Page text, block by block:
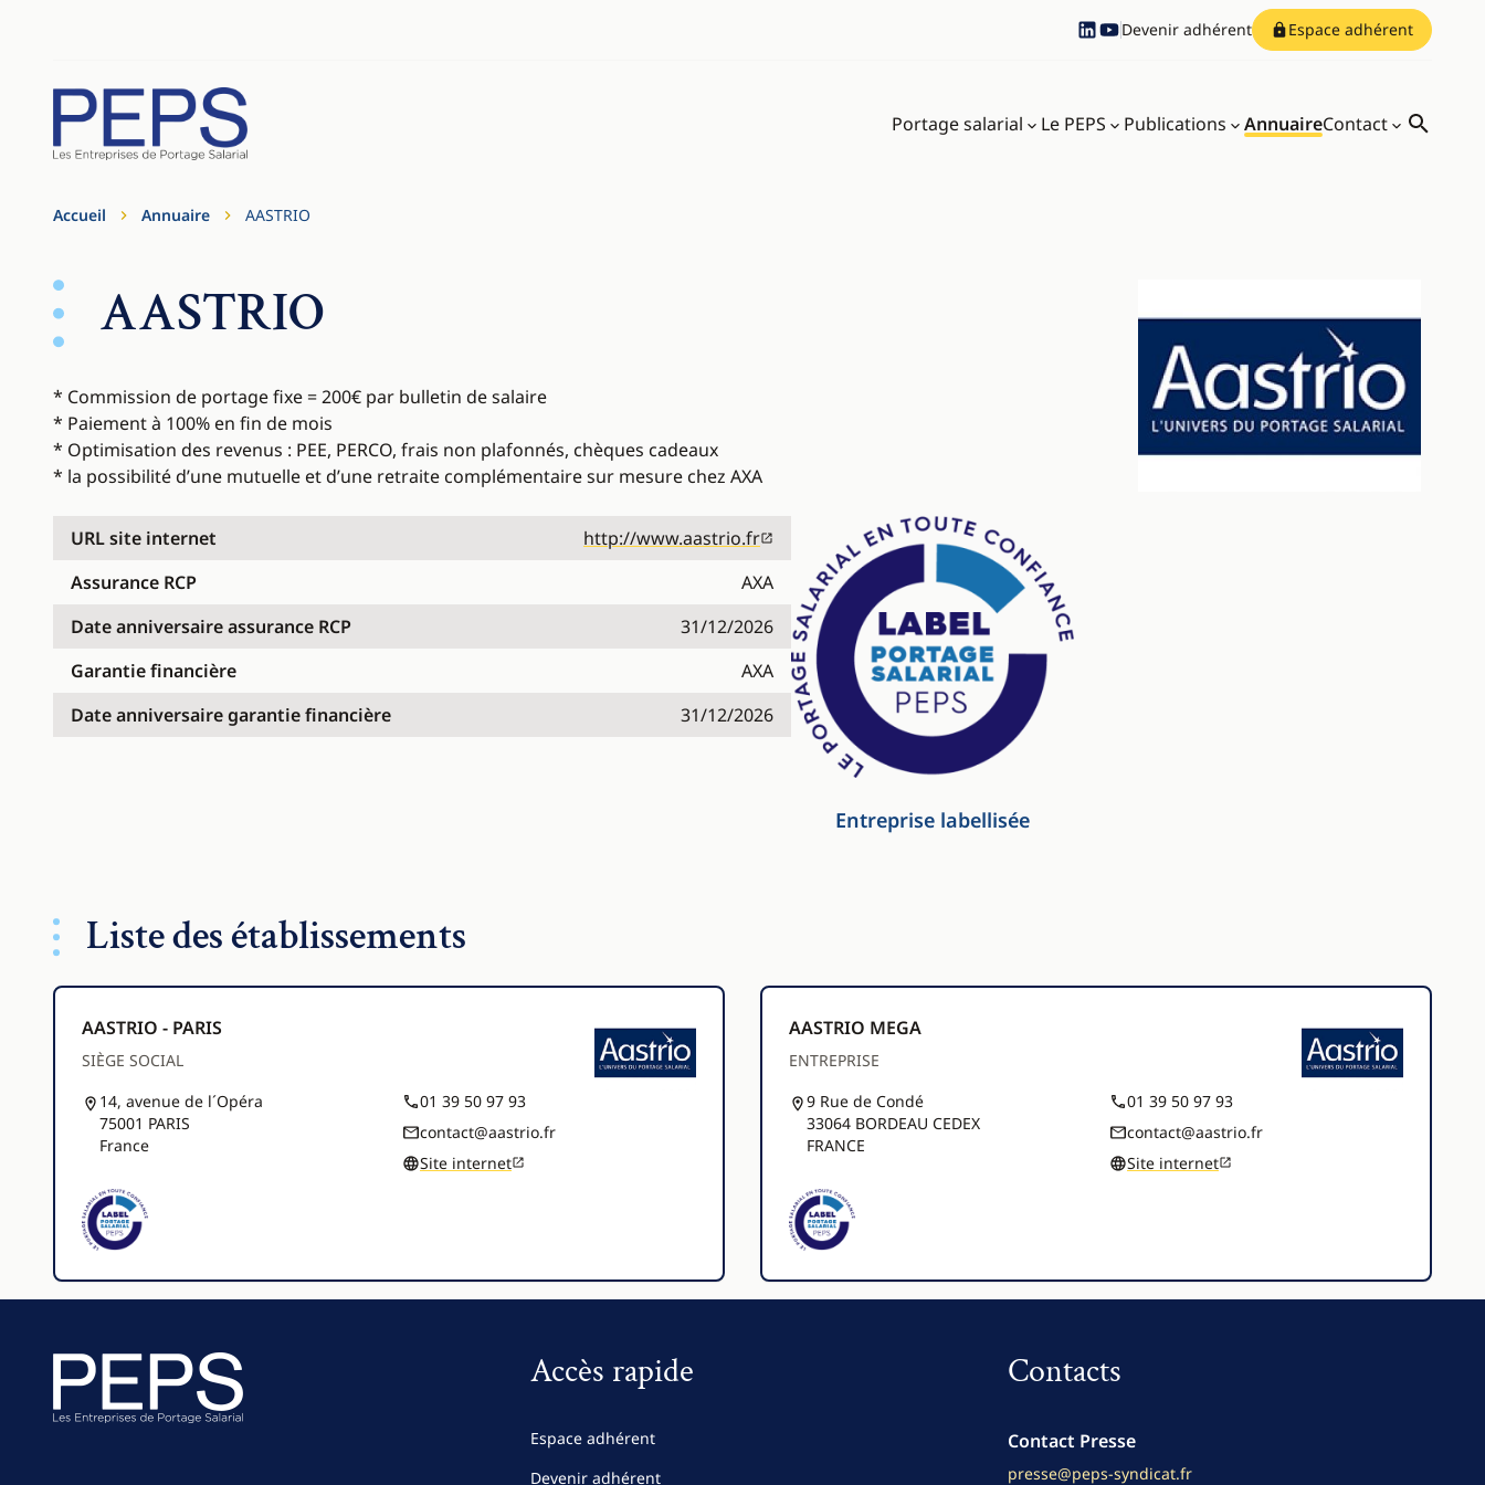
Devenir adhérent Espace adhérent
Portage salarial Le PEPS Publications AnnuaireContact
Accueil Annuaire AASTRIO
AASTRIO
* Commission de portage fixe = 200€ par bulletin de salaire
* Paiement à 100% en fin de mois
* Optimisation des revenus : PEE, PERCO, frais non plafonnés, chèques cadeaux
* la possibilité d’une mutuelle et d’une retraite complémentaire sur mesure chez AXA
URL site internet
http://www.aastrio.fr
Assurance RCP
AXA
Date anniversaire assurance RCP
31/12/2026
Garantie financière
AXA
Date anniversaire garantie financière
31/12/2026
Entreprise labellisée
Liste des établissements
AASTRIO - PARIS
SIÈGE SOCIAL
14, avenue de l´Opéra
75001 PARIS
France
01 39 50 97 93
contact@aastrio.fr
Site internet
AASTRIO MEGA
ENTREPRISE
9 Rue de Condé
33064 BORDEAU CEDEX
FRANCE
01 39 50 97 93
contact@aastrio.fr
Site internet
Accès rapide
Espace adhérent
Devenir adhérent
Contacts
Contact Presse
presse@peps-syndicat.fr